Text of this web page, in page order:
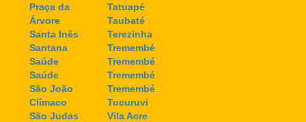
Praça da
Árvore
Santa Inês
Santana
Saúde
Saúde
São João
Clímaco
São Judas
Tatuapé
Taubaté
Terezinha
Tremembé
Tremembé
Tremembé
Tremembé
Tucuruvi
Vila Acre